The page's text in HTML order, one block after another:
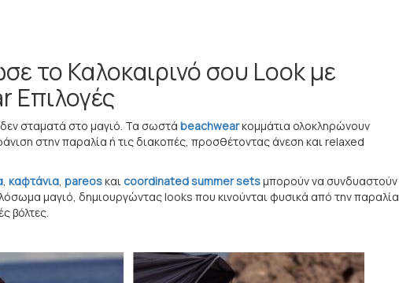
το Καλοκαιρινό σου Look με
Επιλογές
δεν σταματά στο μαγιό. Τα σωστά beachwearκομμάτια ολοκληρώνουν
στην παραλία ή τις διακοπές, προσθέτοντας άνεση και relaxed
, καφτάνια, pareosκαιcoordinated summer setsμπορούν να συνδυαστούν
μαγιό, δημιουργώντας looks που κινούνται φυσικά από την παραλία
βόλτες.